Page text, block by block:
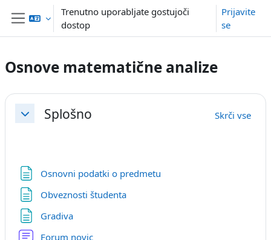
Preskoči na glavno vsebino
Stransko polje
Trenutno uporabljate gostujoči
dostop
Prijavite
se
Osnove matematične analize
Osnutek odseka
Skrči Splošno Skrči vse
Osnovni podatki o predmetuStran
Obveznosti študentaStran
GradivaStran
Forum novic